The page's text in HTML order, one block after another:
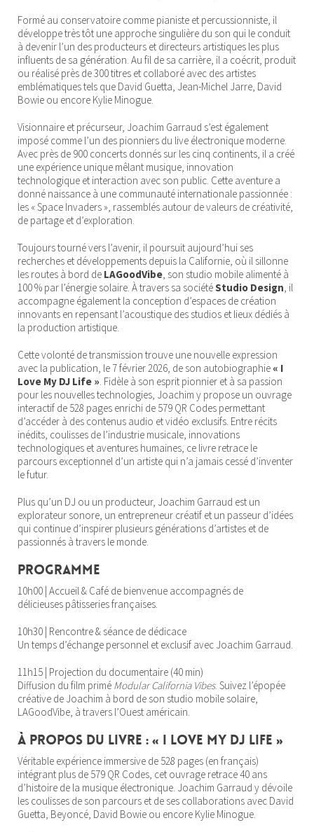
Formé au conservatoire comme pianiste et percussionniste, il
développe très tôt une approche singulière du son qui le conduit
à devenir l’un des producteurs et directeurs artistiques les plus
influents de sa génération. Au fil de sa carrière, il a coécrit, produit
ou réalisé près de 300 titres et collaboré avec des artistes
emblématiques tels que David Guetta, Jean-Michel Jarre, David
Bowie ou encore Kylie Minogue.
Visionnaire et précurseur, Joachim Garraud s’est également
imposé comme l’un des pionniers du live électronique moderne.
Avec près de 900 concerts donnés sur les cinq continents, il a créé
une expérience unique mêlant musique, innovation
technologique et interaction avec son public. Cette aventure a
donné naissance à une communauté internationale passionnée :
les « Space Invaders », rassemblés autour de valeurs de créativité,
de partage et d’exploration.
Toujours tourné vers l’avenir, il poursuit aujourd’hui ses
recherches et développements depuis la Californie, où il sillonne
les routes à bord de LAGoodVibe , son studio mobile alimenté à
100 % par l’énergie solaire. À travers sa sociétéStudio Design , il
accompagne également la conception d’espaces de création
innovants en repensant l’acoustique des studios et lieux dédiés à
la production artistique.
Cette volonté de transmission trouve une nouvelle expression
avec la publication, le 7 février 2026, de son autobiographie « I
Love My DJ Life » . Fidèle à son esprit pionnier et à sa passion
pour les nouvelles technologies, Joachim y propose un ouvrage
interactif de 528 pages enrichi de 579 QR Codes permettant
d’accéder à des contenus audio et vidéo exclusifs. Entre récits
inédits, coulisses de l’industrie musicale, innovations
technologiques et aventures humaines, ce livre retrace le
parcours exceptionnel d’un artiste qui n’a jamais cessé d’inventer
le futur.
Plus qu’un DJ ou un producteur, Joachim Garraud est un
explorateur sonore, un entrepreneur créatif et un passeur d’idées
qui continue d’inspirer plusieurs générations d’artistes et de
passionnés à travers le monde.
Programme
10h00 | Accueil & Café de bienvenue accompagnés de
délicieuses pâtisseries françaises.
10h30 | Rencontre & séance de dédicace
Un temps d’échange personnel et exclusif avec Joachim Garraud.
11h15 | Projection du documentaire (40 min)
Diffusion du film primé Modular California Vibes. Suivez l’épopée
créative de Joachim à bord de son studio mobile solaire,
LAGoodVibe, à travers l’Ouest américain.
À propos du livre : « I Love My DJ Life »
Véritable expérience immersive de 528 pages (en français)
intégrant plus de 579 QR Codes, cet ouvrage retrace 40 ans
d’histoire de la musique électronique. Joachim Garraud y dévoile
les coulisses de son parcours et de ses collaborations avec David
Guetta, Beyoncé, David Bowie ou encore Kylie Minogue.